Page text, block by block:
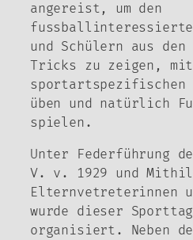
angereist, um den
und Schülern aus
Tricks zu zeigen,
sportartspezifischen
üben und natürlich
spielen.
Unter Federführung
V. v. 1929 und
Elternvetreterinnen
wurde dieser
organisiert. Neben